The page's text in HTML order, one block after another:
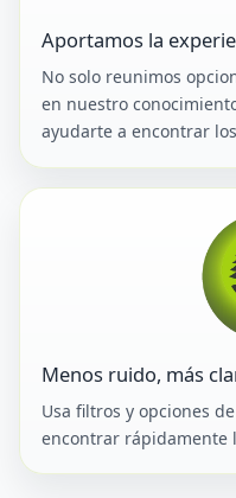
Aportamos la
No solo reunimos
en nuestro
ayudarte a encontrar
Menos ruido, más
Usa filtros y opciones
encontrar rápidamente